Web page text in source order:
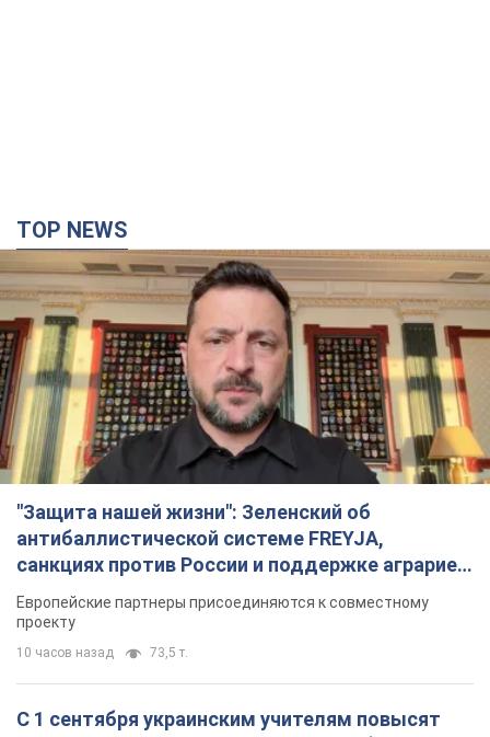
TOP NEWS
"Защита нашей жизни": Зеленский об
антибаллистической системе FREYJA,
санкциях против России и поддержке аграриев.
Видео
Европейские партнеры присоединяются к совместному
проекту
10 часов назад 73,5 т.
С 1 сентября украинским учителям повысят